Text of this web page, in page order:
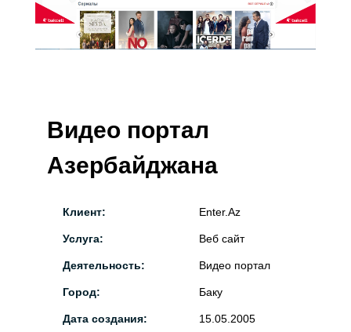
Видео портал
Азербайджана
Клиент: Enter.Az
Услуга: Веб сайт
Деятельность: Видео портал
Город: Баку
Дата создания: 15.05.2005